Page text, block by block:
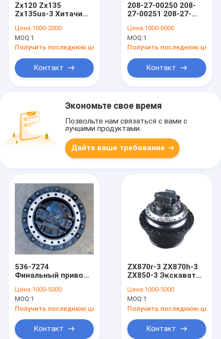
Zx120 Zx135
Zx135us-3 Хитачи
Финальный привод
Путевой мотор
9289617 9289616
Цена:1000-2000
MOQ:1
Получить последнюю цену
Контакт
208-27-00250 208-
27-00251 208-27-
привод экскаватор
Komatsu PC450-7
PC400-6 Двигатель
Цена:1000-6000
MOQ:1
Получить последнюю цену
Контакт
Экономьте свое время
Позвольте нам связаться с вами с
лучшими продуктами.
Дайте ваше требование
536-7274
Финальный привод
5367274 538-5278
557-5883 579-1974
557-5883 579-1974
Устройство для
уменьшения
проезда
Цена:1000-5000
MOQ:1
Получить последнюю цену
Контакт
ZX870r-3 ZX870h-3
ZX850-3 Экскаватор
привод Путевой
мотор YB60000075
9251681
Цена:1000-5000
MOQ:1
Получить последнюю цену
Контакт